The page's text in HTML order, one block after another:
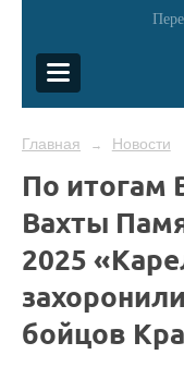
Главная → Новости
По итогам
Вахты
2025
бойцов